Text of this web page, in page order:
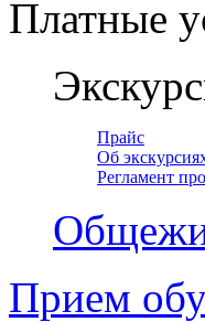
Платные
Прайс
Об
Регламент
Прием